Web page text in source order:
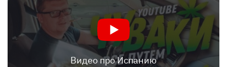
Видео про Испанию